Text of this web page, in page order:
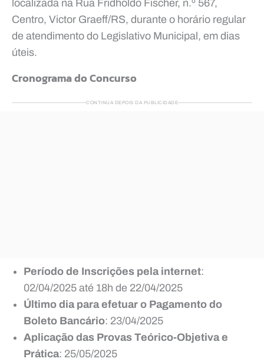
localizada na Rua Fridholdo Fischer, n.º 567,
Centro, Victor Graeff/RS, durante o horário regular
de atendimento do Legislativo Municipal, em dias
úteis.
Cronograma do Concurso
CONTINUA DEPOIS DA PUBLICIDADE
Período de Inscrições pela internet:
02/04/2025 até 18h de 22/04/2025
Último dia para efetuar o Pagamento do
Boleto Bancário: 23/04/2025
Aplicação das Provas Teórico-Objetiva e
Prática: 25/05/2025